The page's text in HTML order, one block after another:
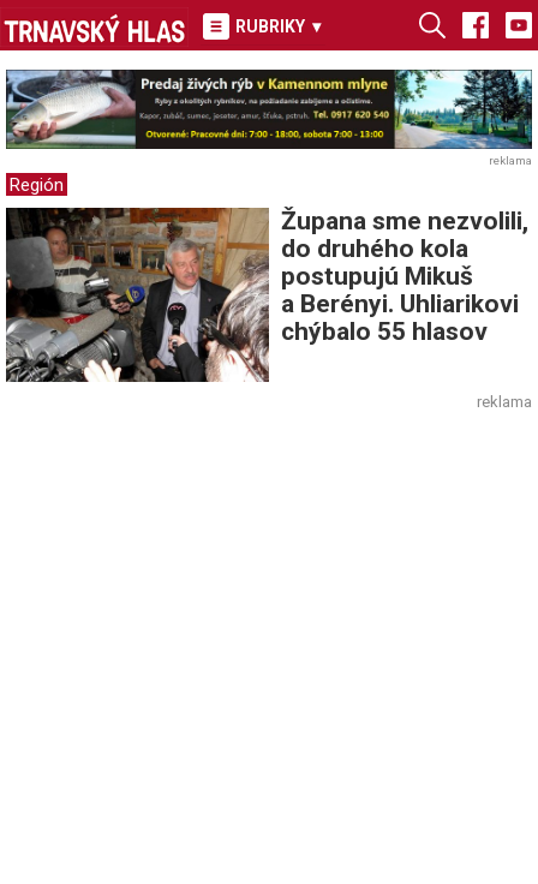
RUBRIKY ▾
reklama
Región
Župana sme nezvolili,
do druhého kola
postupujú Mikuš
a Berényi. Uhliarikovi
chýbalo 55 hlasov
reklama